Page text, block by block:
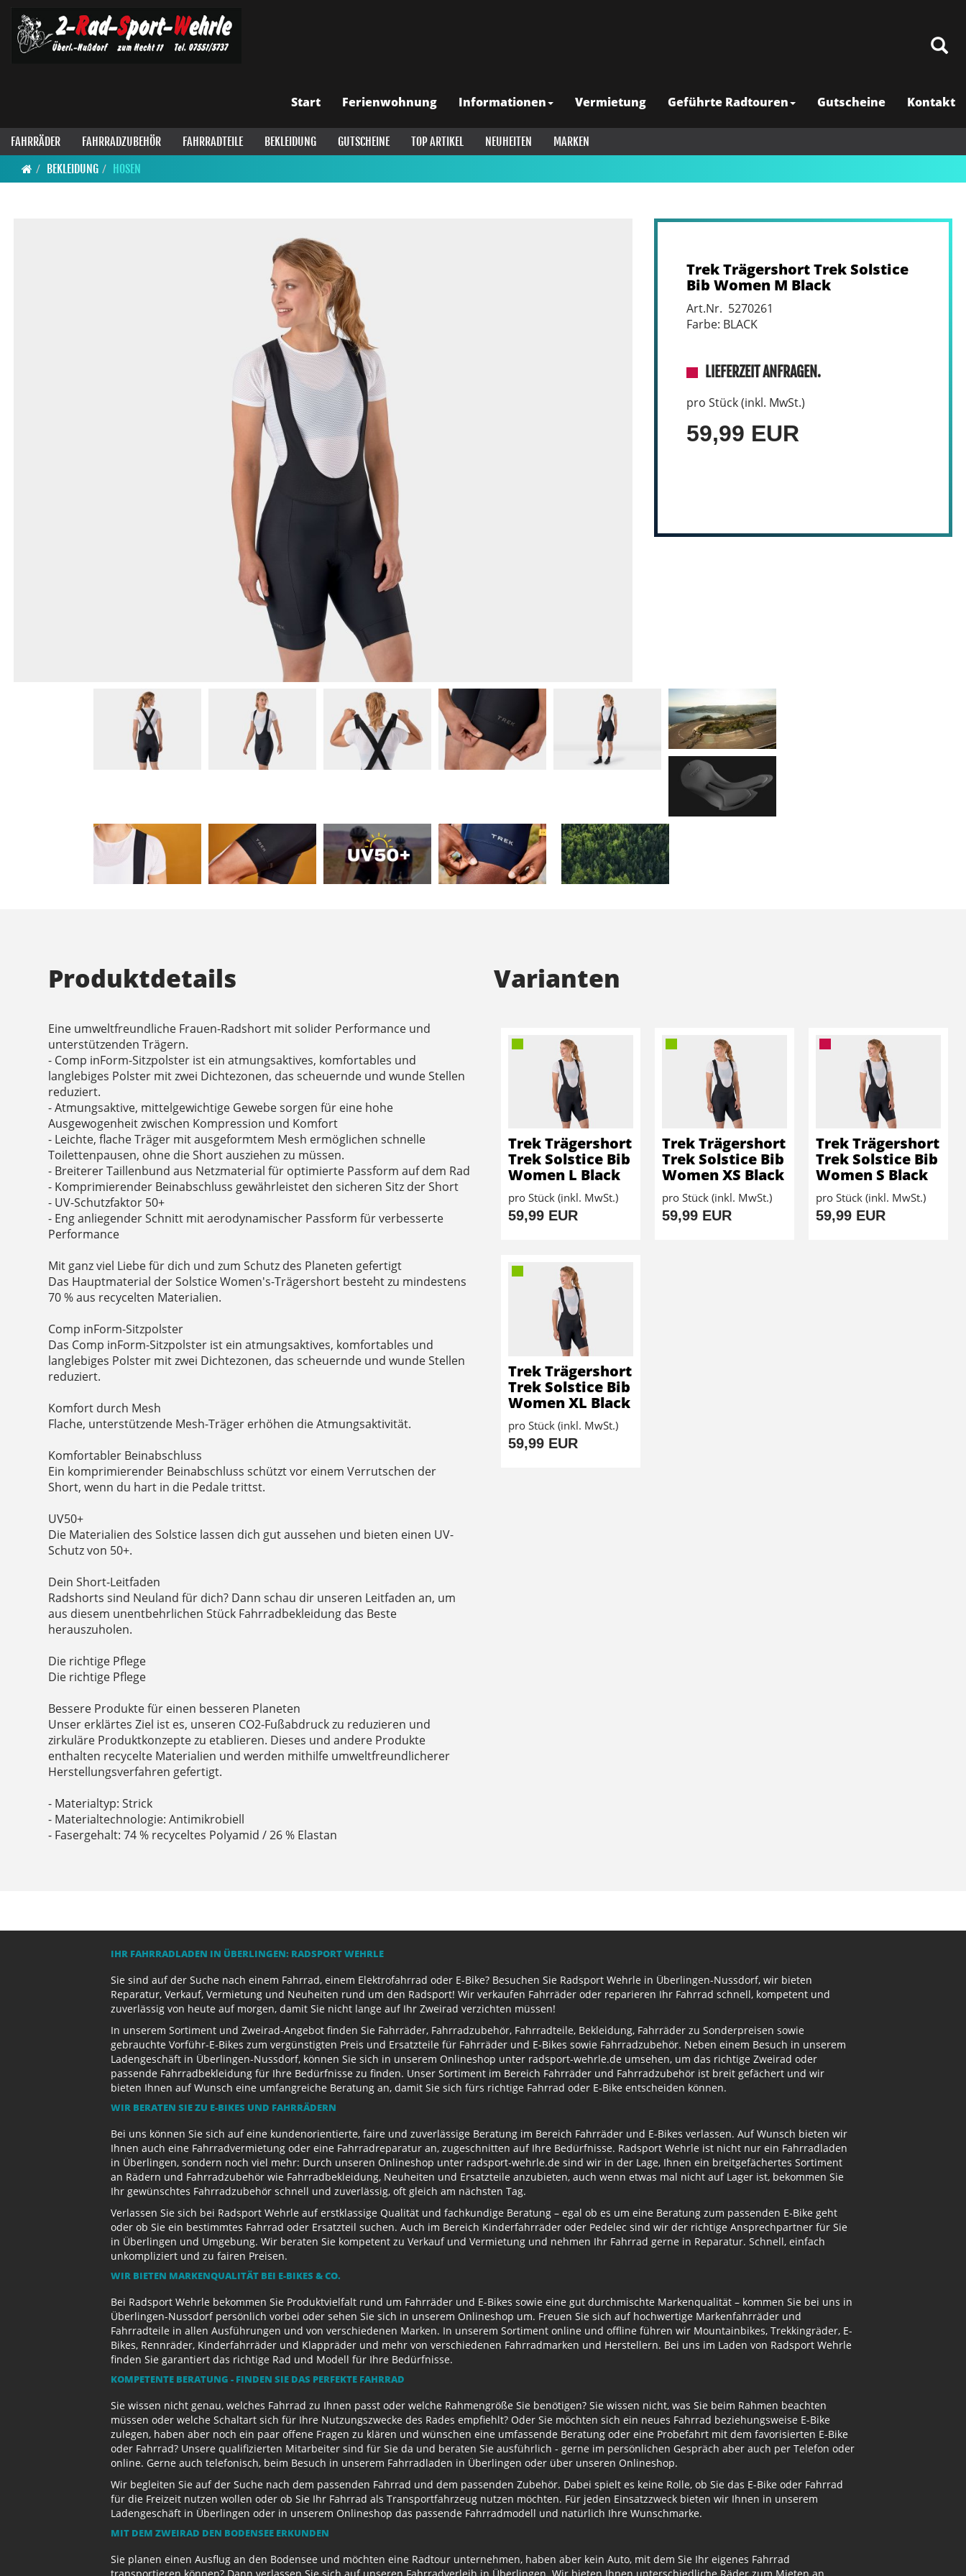
Start Ferienwohnung Informationen Vermietung Geführte Radtouren Gutscheine Kontakt
FAHRRÄDER FAHRRADZUBEHÖR FAHRRADTEILE BEKLEIDUNG GUTSCHEINE TOP ARTIKEL NEUHEITEN
MARKEN
BEKLEIDUNG
HOSEN
Trek Trägershort Trek Solstice
Bib Women M Black
Art.Nr. 5270261
Farbe: BLACK
LIEFERZEIT ANFRAGEN.
pro Stück (inkl. MwSt.)
59,99 EUR
Produktdetails
Eine umweltfreundliche Frauen-Radshort mit solider Performance und
unterstützenden Trägern.
- Comp inForm-Sitzpolster ist ein atmungsaktives, komfortables und
langlebiges Polster mit zwei Dichtezonen, das scheuernde und wunde Stellen
reduziert.
- Atmungsaktive, mittelgewichtige Gewebe sorgen für eine hohe
Ausgewogenheit zwischen Kompression und Komfort
- Leichte, flache Träger mit ausgeformtem Mesh ermöglichen schnelle
Toilettenpausen, ohne die Short ausziehen zu müssen.
- Breiterer Taillenbund aus Netzmaterial für optimierte Passform auf dem Rad
- Komprimierender Beinabschluss gewährleistet den sicheren Sitz der Short
- UV-Schutzfaktor 50+
- Eng anliegender Schnitt mit aerodynamischer Passform für verbesserte
Performance
Mit ganz viel Liebe für dich und zum Schutz des Planeten gefertigt
Das Hauptmaterial der Solstice Women's-Trägershort besteht zu mindestens
70 % aus recycelten Materialien.
Comp inForm-Sitzpolster
Das Comp inForm-Sitzpolster ist ein atmungsaktives, komfortables und
langlebiges Polster mit zwei Dichtezonen, das scheuernde und wunde Stellen
reduziert.
Komfort durch Mesh
Flache, unterstützende Mesh-Träger erhöhen die Atmungsaktivität.
Komfortabler Beinabschluss
Ein komprimierender Beinabschluss schützt vor einem Verrutschen der
Short, wenn du hart in die Pedale trittst.
UV50+
Die Materialien des Solstice lassen dich gut aussehen und bieten einen UV-
Schutz von 50+.
Dein Short-Leitfaden
Radshorts sind Neuland für dich? Dann schau dir unseren Leitfaden an, um
aus diesem unentbehrlichen Stück Fahrradbekleidung das Beste
herauszuholen.
Die richtige Pflege
Die richtige Pflege
Bessere Produkte für einen besseren Planeten
Unser erklärtes Ziel ist es, unseren CO2-Fußabdruck zu reduzieren und
zirkuläre Produktkonzepte zu etablieren. Dieses und andere Produkte
enthalten recycelte Materialien und werden mithilfe umweltfreundlicherer
Herstellungsverfahren gefertigt.
- Materialtyp: Strick
- Materialtechnologie: Antimikrobiell
- Fasergehalt: 74 % recyceltes Polyamid / 26 % Elastan
Varianten
Trek Trägershort
Trek Solstice Bib
Women L Black
pro Stück (inkl. MwSt.)
59,99 EUR
Trek Trägershort
Trek Solstice Bib
Women XS Black
pro Stück (inkl. MwSt.)
59,99 EUR
Trek Trägershort
Trek Solstice Bib
Women S Black
pro Stück (inkl. MwSt.)
59,99 EUR
Trek Trägershort
Trek Solstice Bib
Women XL Black
pro Stück (inkl. MwSt.)
59,99 EUR
IHR FAHRRADLADEN IN ÜBERLINGEN: RADSPORT WEHRLE
Sie sind auf der Suche nach einem Fahrrad, einem Elektrofahrrad oder E-Bike? Besuchen Sie Radsport Wehrle in Überlingen-Nussdorf, wir bieten
Reparatur, Verkauf, Vermietung und Neuheiten rund um den Radsport! Wir verkaufen Fahrräder oder reparieren Ihr Fahrrad schnell, kompetent und
zuverlässig von heute auf morgen, damit Sie nicht lange auf Ihr Zweirad verzichten müssen!
In unserem Sortiment und Zweirad-Angebot finden Sie Fahrräder, Fahrradzubehör, Fahrradteile, Bekleidung, Fahrräder zu Sonderpreisen sowie
gebrauchte Vorführ-E-Bikes zum vergünstigten Preis und Ersatzteile für Fahrräder und E-Bikes sowie Fahrradzubehör. Neben einem Besuch in unserem
Ladengeschäft in Überlingen-Nussdorf, können Sie sich in unserem Onlineshop unter radsport-wehrle.de umsehen, um das richtige Zweirad oder
passende Fahrradbekleidung für Ihre Bedürfnisse zu finden. Unser Sortiment im Bereich Fahrräder und Fahrradzubehör ist breit gefächert und wir
bieten Ihnen auf Wunsch eine umfangreiche Beratung an, damit Sie sich fürs richtige Fahrrad oder E-Bike entscheiden können.
WIR BERATEN SIE ZU E-BIKES UND FAHRRÄDERN
Bei uns können Sie sich auf eine kundenorientierte, faire und zuverlässige Beratung im Bereich Fahrräder und E-Bikes verlassen. Auf Wunsch bieten wir
Ihnen auch eine Fahrradvermietung oder eine Fahrradreparatur an, zugeschnitten auf Ihre Bedürfnisse. Radsport Wehrle ist nicht nur ein Fahrradladen
in Überlingen, sondern noch viel mehr: Durch unseren Onlineshop unter radsport-wehrle.de sind wir in der Lage, Ihnen ein breitgefächertes Sortiment
an Rädern und Fahrradzubehör wie Fahrradbekleidung, Neuheiten und Ersatzteile anzubieten, auch wenn etwas mal nicht auf Lager ist, bekommen Sie
Ihr gewünschtes Fahrradzubehör schnell und zuverlässig, oft gleich am nächsten Tag.
Verlassen Sie sich bei Radsport Wehrle auf erstklassige Qualität und fachkundige Beratung – egal ob es um eine Beratung zum passenden E-Bike geht
oder ob Sie ein bestimmtes Fahrrad oder Ersatzteil suchen. Auch im Bereich Kinderfahrräder oder Pedelec sind wir der richtige Ansprechpartner für Sie
in Überlingen und Umgebung. Wir beraten Sie kompetent zu Verkauf und Vermietung und nehmen Ihr Fahrrad gerne in Reparatur. Schnell, einfach
unkompliziert und zu fairen Preisen.
WIR BIETEN MARKENQUALITÄT BEI E-BIKES & CO.
Bei Radsport Wehrle bekommen Sie Produktvielfalt rund um Fahrräder und E-Bikes sowie eine gut durchmischte Markenqualität – kommen Sie bei uns in
Überlingen-Nussdorf persönlich vorbei oder sehen Sie sich in unserem Onlineshop um. Freuen Sie sich auf hochwertige Markenfahrräder und
Fahrradteile in allen Ausführungen und von verschiedenen Marken. In unserem Sortiment online und offline führen wir Mountainbikes, Trekkingräder, E-
Bikes, Rennräder, Kinderfahrräder und Klappräder und mehr von verschiedenen Fahrradmarken und Herstellern. Bei uns im Laden von Radsport Wehrle
finden Sie garantiert das richtige Rad und Modell für Ihre Bedürfnisse.
KOMPETENTE BERATUNG - FINDEN SIE DAS PERFEKTE FAHRRAD
Sie wissen nicht genau, welches Fahrrad zu Ihnen passt oder welche Rahmengröße Sie benötigen? Sie wissen nicht, was Sie beim Rahmen beachten
müssen oder welche Schaltart sich für Ihre Nutzungszwecke des Rades empfiehlt? Oder Sie möchten sich ein neues Fahrrad beziehungsweise E-Bike
zulegen, haben aber noch ein paar offene Fragen zu klären und wünschen eine umfassende Beratung oder eine Probefahrt mit dem favorisierten E-Bike
oder Fahrrad? Unsere qualifizierten Mitarbeiter sind für Sie da und beraten Sie ausführlich - gerne im persönlichen Gespräch aber auch per Telefon oder
online. Gerne auch telefonisch, beim Besuch in unserem Fahrradladen in Überlingen oder über unseren Onlineshop.
Wir begleiten Sie auf der Suche nach dem passenden Fahrrad und dem passenden Zubehör. Dabei spielt es keine Rolle, ob Sie das E-Bike oder Fahrrad
für die Freizeit nutzen wollen oder ob Sie Ihr Fahrrad als Transportfahrzeug nutzen möchten. Für jeden Einsatzzweck bieten wir Ihnen in unserem
Ladengeschäft in Überlingen oder in unserem Onlineshop das passende Fahrradmodell und natürlich Ihre Wunschmarke.
MIT DEM ZWEIRAD DEN BODENSEE ERKUNDEN
Sie planen einen Ausflug an den Bodensee und möchten eine Radtour unternehmen, haben aber kein Auto, mit dem Sie Ihr eigenes Fahrrad